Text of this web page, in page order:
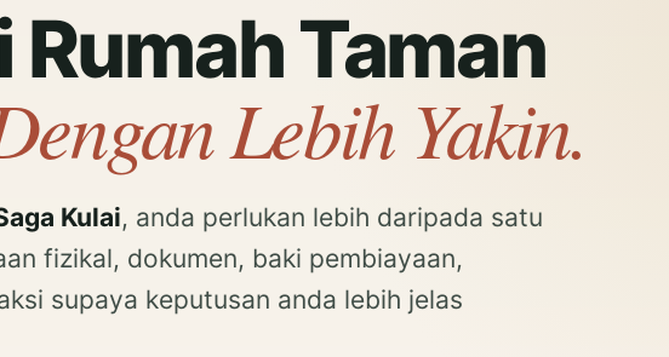
Rumah Taman
Lebih Yakin.
Kulai, anda perlukan lebih daripada satu
fizikal, dokumen, baki pembiayaan,
supaya keputusan anda lebih jelas